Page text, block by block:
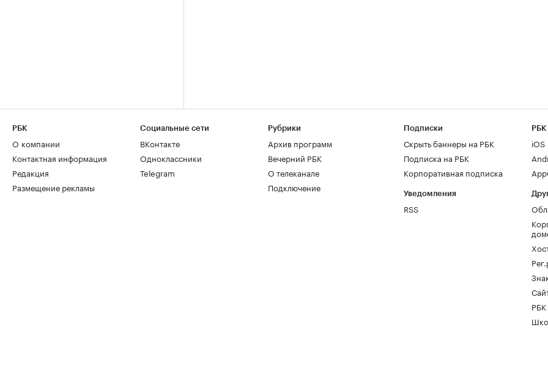
РБК
О компании
Контактная информация
Редакция
Размещение рекламы
Социальные сети
ВКонтакте
Одноклассники
Telegram
Рубрики
Архив программ
Вечерний РБК
О телеканале
Подключение
Подписки
Скрыть баннеры на РБК
Подписка на РБК
Корпоративная подписка
Уведомления
RSS
РБК
iOS